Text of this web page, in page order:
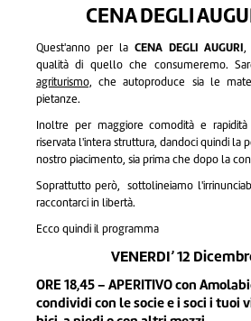
CENA DEGLI
Quest'anno per laCENA DEGLI AUGURI,
qualità di quello che consumeremo.
agriturismo, che autoproduce sia le
pietanze.
Inoltre per maggiore comodità e
riservata l'intera struttura, dandoci quindi la
nostro piacimento, sia prima che dopo la
Soprattutto però, sottolineiamo
raccontarci in libertà.
Ecco quindi il programma
VENERDI’ 12
ORE 18,45 – APERITIVO con
condividi con le socie e i soci i tuoi